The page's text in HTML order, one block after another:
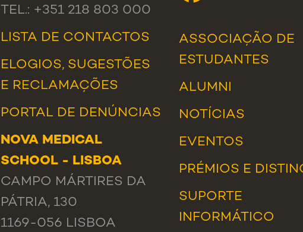
TEL.: +351 218 803 000
LISTA DE CONTACTOS
ELOGIOS, SUGESTÕES
E RECLAMAÇÕES
PORTAL DE DENÚNCIAS
NOVA MEDICAL
SCHOOL - LISBOA
CAMPO MÁRTIRES DA
PÁTRIA, 130
1169-056 LISBOA
ASSOCIAÇÃO DE
ESTUDANTES
ALUMNI
NOTÍCIAS
EVENTOS
PRÉMIOS E
SUPORTE
INFORMÁTICO